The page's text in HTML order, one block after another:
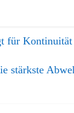
für Kontinuität
stärkste